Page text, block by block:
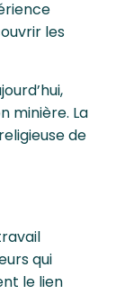
les
minière. La
de
qui
le lien